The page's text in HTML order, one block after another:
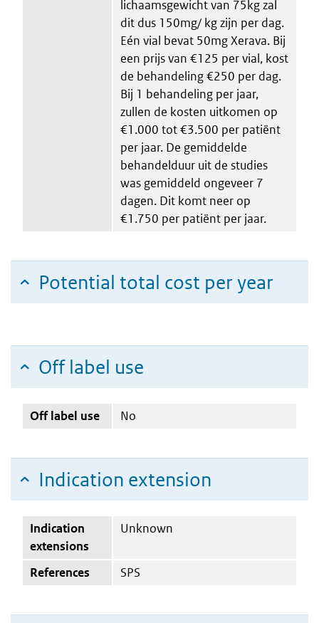
lichaamsgewicht van 75kg zal
dit dus 150mg/ kg zijn per dag.
Eén vial bevat 50mg Xerava. Bij
een prijs van €125 per vial, kost
de behandeling €250 per dag.
Bij 1 behandeling per jaar,
zullen de kosten uitkomen op
€1.000 tot €3.500 per patiënt
per jaar. De gemiddelde
behandelduur uit de studies
was gemiddeld ongeveer 7
dagen. Dit komt neer op
€1.750 per patiënt per jaar.
Potential total cost per year
Off label use
Off label use No
Indication extension
Indication
extensions
Unknown
References SPS